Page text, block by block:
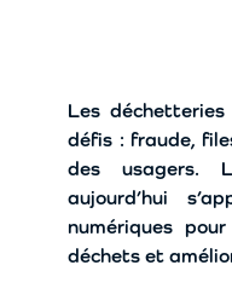
Les
défis : fraude,
des usagers.
aujourd’hui
numériques
déchets et